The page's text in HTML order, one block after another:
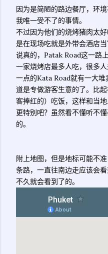
因为是简陋的路边餐厅，环
我唯一受不了的事情。
不过因为他们的烧烤猪肉太
是在现场吃就是外带会酒店当
说真的，Patak Road这一路
一家烧烤店最多人吃，很多
一点的Kata Road就有一大
道是专做游客生意的了。比
客捧红的）吃饭，这样和当
更特别吧？虽然看不懂听不
的。
附上地图，但是地标可能不
条路，一直往南边走应该会
不久就会看到了的。